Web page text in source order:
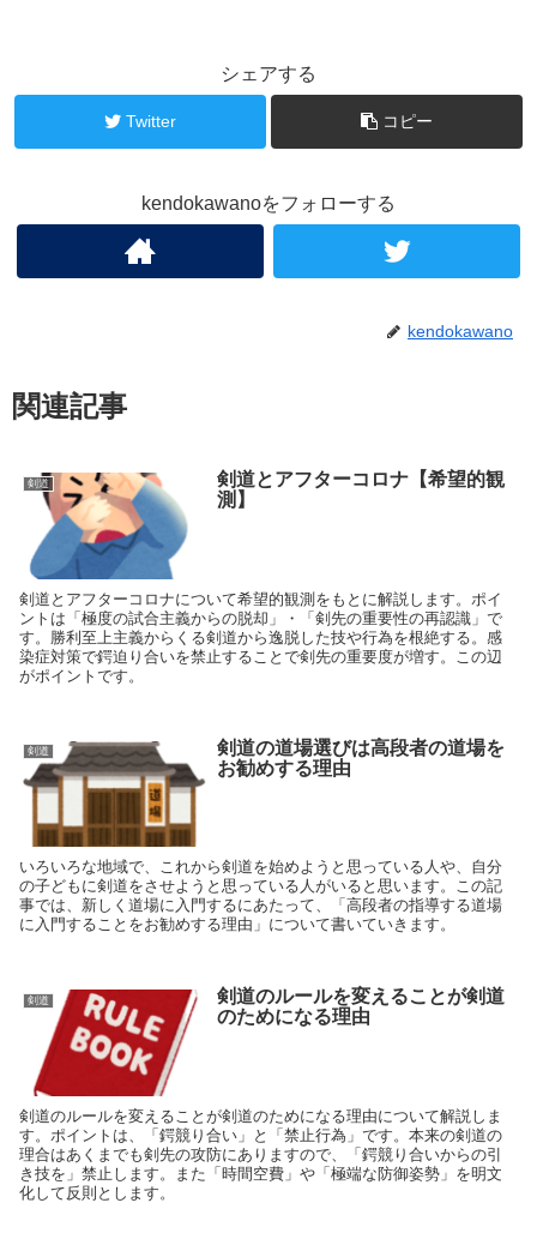
シェアする
Twitter コピー
kendokawanoをフォローする
kendokawano
関連記事
剣道
剣道とアフターコロナ【希望的観
測】
剣道とアフターコロナについて希望的観測をもとに解説します。ポイ
ントは「極度の試合主義からの脱却」・「剣先の重要性の再認識」で
す。勝利至上主義からくる剣道から逸脱した技や行為を根絶する。感
染症対策で鍔迫り合いを禁止することで剣先の重要度が増す。この辺
がポイントです。
剣道
剣道の道場選びは高段者の道場を
お勧めする理由
いろいろな地域で、これから剣道を始めようと思っている人や、自分
の子どもに剣道をさせようと思っている人がいると思います。この記
事では、新しく道場に入門するにあたって、「高段者の指導する道場
に入門することをお勧めする理由」について書いていきます。
剣道
剣道のルールを変えることが剣道
のためになる理由
剣道のルールを変えることが剣道のためになる理由について解説しま
す。ポイントは、「鍔競り合い」と「禁止行為」です。本来の剣道の
理合はあくまでも剣先の攻防にありますので、「鍔競り合いからの引
き技を」禁止します。また「時間空費」や「極端な防御姿勢」を明文
化して反則とします。